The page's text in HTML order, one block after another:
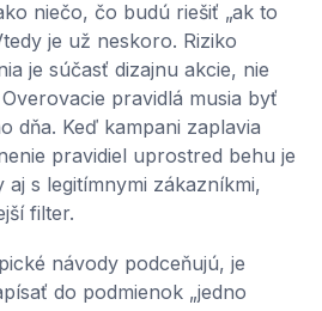
niečo, čo budú riešiť „ak to
je už neskoro. Riziko
je súčasť dizajnu akcie, nie
pravidlá musia byť
dňa. Keď kampani zaplavia
pravidiel uprostred behu je
s legitímnymi zákazníkmi,
filter.
návody podceňujú, je
do podmienok „jedno